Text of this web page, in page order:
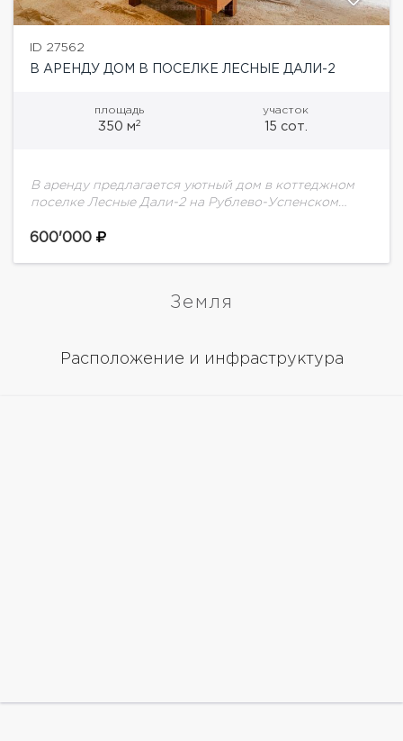
ID 27562
В АРЕНДУ ДОМ В ПОСЕЛКЕ ЛЕСНЫЕ ДАЛИ-2
площадь
350 м2
участок
15 сот.
В аренду предлагается уютный дом в коттеджном
поселке Лесные Дали-2 на Рублево-Успенском
душевая-прачечная, бильярдная, сезонная
600'000
Земля
Расположение и инфраструктура